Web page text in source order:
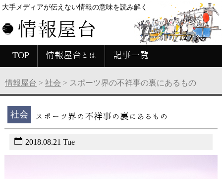
大手メディアが伝えない情報の意味を読み解く
情報屋台
TOP 情報屋台とは 記事一覧
情報屋台 > 社会 > スポーツ界の不祥事の裏にあるもの
社会 スポーツ界の不祥事の裏にあるもの
2018.08.21 Tue